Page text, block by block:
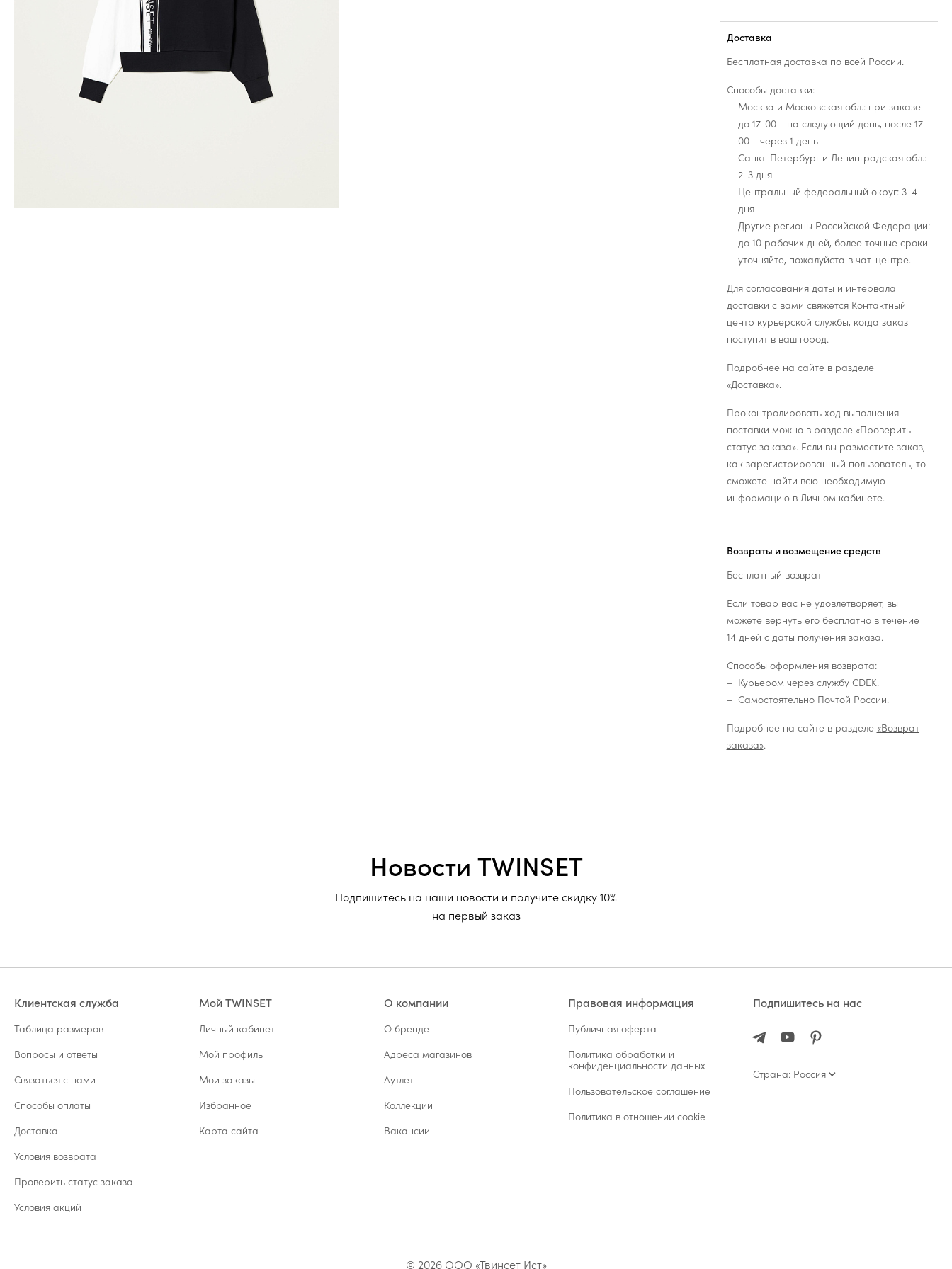
Доставка
Бесплатная доставка по всей России.
Способы доставки:
Москва и Московская обл.: при заказе
до 17-00 - на следующий день, после 17-
00 - через 1 день
Санкт-Петербург и Ленинградская обл.:
2-3 дня
Центральный федеральный округ: 3-4
дня
Другие регионы Российской Федерации:
до 10 рабочих дней, более точные сроки
уточняйте, пожалуйста в чат-центре.
Для согласования даты и интервала
доставки с вами свяжется Контактный
центр курьерской службы, когда заказ
поступит в ваш город.
Подробнее на сайте в разделе
«Доставка».
Проконтролировать ход выполнения
поставки можно в разделе «Проверить
статус заказа». Если вы разместите заказ,
как зарегистрированный пользователь, то
сможете найти всю необходимую
информацию в Личном кабинете.
Возвраты и возмещение средств
Бесплатный возврат
Если товар вас не удовлетворяет, вы
можете вернуть его бесплатно в течение
14 дней с даты получения заказа.
Способы оформления возврата:
Курьером через службу CDEK.
Самостоятельно Почтой России.
Подробнее на сайте в разделе «Возврат
заказа».
Новости TWINSET
Подпишитесь на наши новости и получите скидку 10%
на первый заказ
Клиентская служба
Таблица размеров
Вопросы и ответы
Связаться с нами
Способы оплаты
Доставка
Условия возврата
Проверить статус заказа
Условия акций
Мой TWINSET
Личный кабинет
Мой профиль
Мои заказы
Избранное
Карта сайта
О компании
О бренде
Адреса магазинов
Аутлет
Коллекции
Вакансии
Правовая информация
Публичная оферта
Политика обработки и
конфиденциальности данных
Пользовательское соглашение
Политика в отношении cookie
Подпишитесь на нас
Страна: Россия
© 2026 ООО «Твинсет Ист»